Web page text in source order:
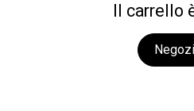
Il carrello